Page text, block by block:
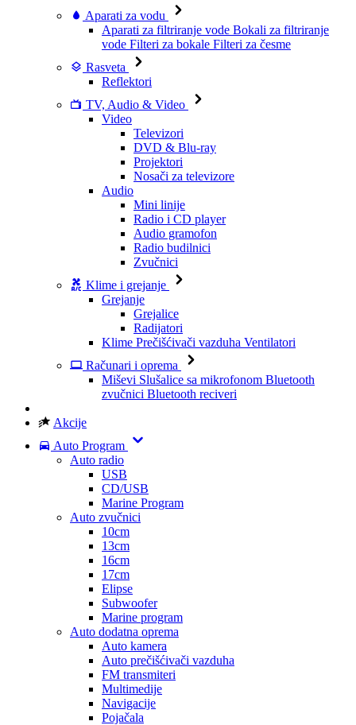
Aparati za vodu
Aparati za filtriranje vode Bokali za filtriranje
vode Filteri za bokale Filteri za česme
Rasveta
Reflektori
TV, Audio & Video
Video
Televizori
DVD & Blu-ray
Projektori
Nosači za televizore
Audio
Mini linije
Radio i CD player
Audio gramofon
Radio budilnici
Zvučnici
Klime i grejanje
Grejanje
Grejalice
Radijatori
Klime Prečišćivači vazduha Ventilatori
Računari i oprema
Miševi Slušalice sa mikrofonom Bluetooth
zvučnici Bluetooth reciveri
Akcije
Auto Program
Auto radio
USB
CD/USB
Marine Program
Auto zvučnici
10cm
13cm
16cm
17cm
Elipse
Subwoofer
Marine program
Auto dodatna oprema
Auto kamera
Auto prečišćivači vazduha
FM transmiteri
Multimedije
Navigacije
Pojačala